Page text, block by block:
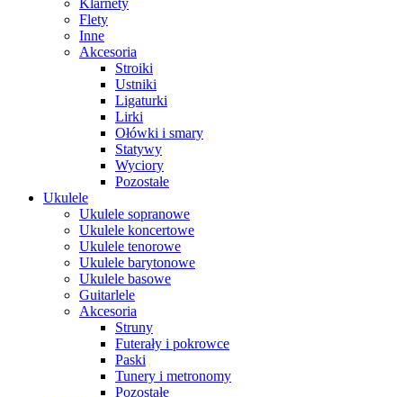
Klarnety
Flety
Inne
Akcesoria
Stroiki
Ustniki
Ligaturki
Lirki
Ołówki i smary
Statywy
Wyciory
Pozostałe
Ukulele
Ukulele sopranowe
Ukulele koncertowe
Ukulele tenorowe
Ukulele barytonowe
Ukulele basowe
Guitarlele
Akcesoria
Struny
Futerały i pokrowce
Paski
Tunery i metronomy
Pozostałe